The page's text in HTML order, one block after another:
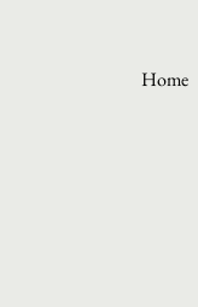
Home